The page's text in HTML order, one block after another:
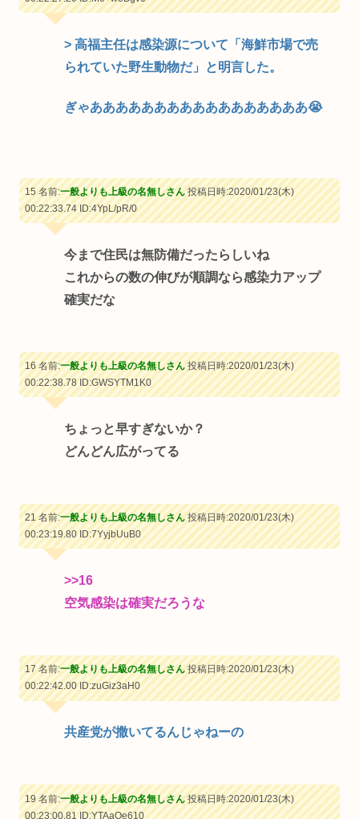
> 高福主任は感染源について「海鮮市場で売
られていた野生動物だ」と明言した。
ぎゃあああああああああああああああああ😭
15 名前:一般よりも上級の名無しさん投稿日時:2020/01/23(木)
00:22:33.74ID:4YpL/pR/0
今まで住民は無防備だったらしいね
これからの数の伸びが順調なら感染力アップ
確実だな
16 名前:一般よりも上級の名無しさん投稿日時:2020/01/23(木)
00:22:38.78ID:GWSYTM1K0
ちょっと早すぎないか？
どんどん広がってる
21 名前:一般よりも上級の名無しさん投稿日時:2020/01/23(木)
00:23:19.80ID:7YyjbUuB0
>>16
空気感染は確実だろうな
17 名前:一般よりも上級の名無しさん投稿日時:2020/01/23(木)
00:22:42.00ID:zuGiz3aH0
共産党が撒いてるんじゃねーの
19 名前:一般よりも上級の名無しさん投稿日時:2020/01/23(木)
00:23:00.81ID:YTAaQe610